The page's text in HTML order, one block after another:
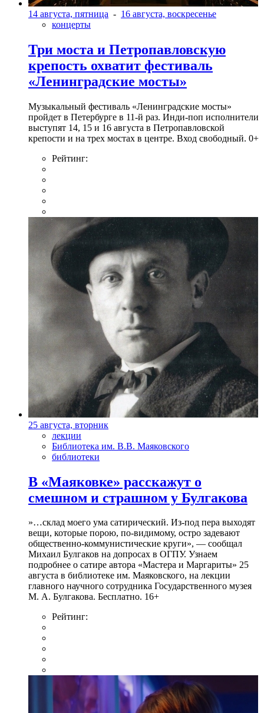
14 августа, пятница - 16 августа, воскресенье
концерты
Три моста и Петропавловскую
крепость охватит фестиваль
«Ленинградские мосты»
Музыкальный фестиваль «Ленинградские мосты»
пройдет в Петербурге в 11-й раз. Инди-поп исполнители
выступят 14, 15 и 16 августа в Петропавловской
крепости и на трех мостах в центре. Вход свободный. 0+
Рейтинг:
25 августа, вторник
лекции
Библиотека им. В.В. Маяковского
библиотеки
В «Маяковке» расскажут о
смешном и страшном у Булгакова
»…склад моего ума сатирический. Из-под пера выходят
вещи, которые порою, по-видимому, остро задевают
общественно-коммунистические круги», — сообщал
Михаил Булгаков на допросах в ОГПУ. Узнаем
подробнее о сатире автора «Мастера и Маргариты» 25
августа в библиотеке им. Маяковского, на лекции
главного научного сотрудника Государственного музея
М. А. Булгакова. Бесплатно. 16+
Рейтинг: